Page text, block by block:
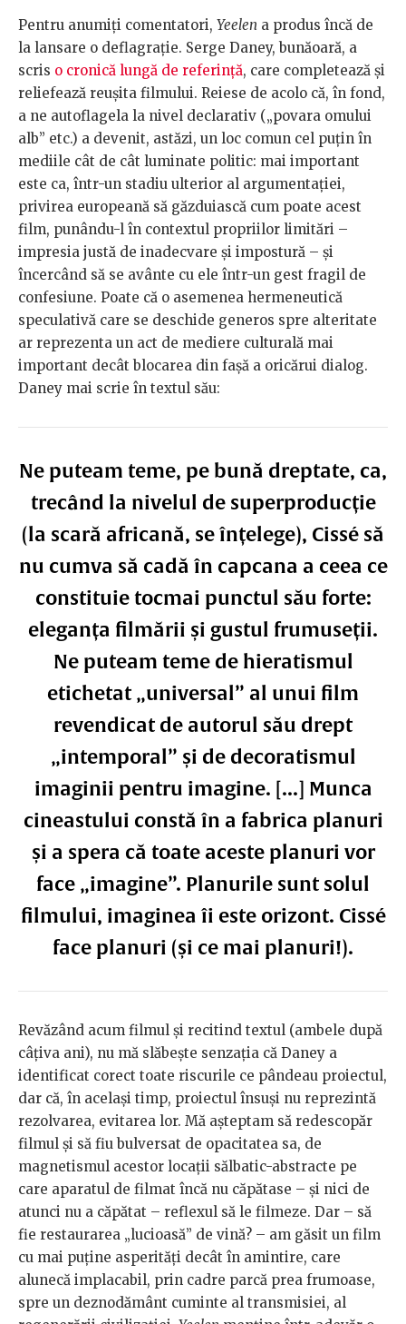
Pentru anumiți comentatori, Yeelen a produs încă de
la lansare o deflagrație. Serge Daney, bunăoară, a
scris o cronică lungă de referință, care completează și
reliefează reușita filmului. Reiese de acolo că, în fond,
a ne autoflagela la nivel declarativ („povara omului
alb” etc.) a devenit, astăzi, un loc comun cel puțin în
mediile cât de cât luminate politic: mai important
este ca, într-un stadiu ulterior al argumentației,
privirea europeană să găzduiască cum poate acest
film, punându-l în contextul propriilor limitări –
impresia justă de inadecvare și impostură – și
încercând să se avânte cu ele într-un gest fragil de
confesiune. Poate că o asemenea hermeneutică
speculativă care se deschide generos spre alteritate
ar reprezenta un act de mediere culturală mai
important decât blocarea din fașă a oricărui dialog.
Daney mai scrie în textul său:
Ne puteam teme, pe bună dreptate, ca,
trecând la nivelul de superproducție
(la scară africană, se înțelege), Cissé să
nu cumva să cadă în capcana a ceea ce
constituie tocmai punctul său forte:
eleganța filmării și gustul frumuseții.
Ne puteam teme de hieratismul
etichetat „universal” al unui film
revendicat de autorul său drept
„intemporal” și de decoratismul
imaginii pentru imagine. [...] Munca
cineastului constă în a fabrica planuri
și a spera că toate aceste planuri vor
face „imagine”. Planurile sunt solul
filmului, imaginea îi este orizont. Cissé
face planuri (și ce mai planuri!).
Revăzând acum filmul și recitind textul (ambele după
câțiva ani), nu mă slăbește senzația că Daney a
identificat corect toate riscurile ce pândeau proiectul,
dar că, în același timp, proiectul însuși nu reprezintă
rezolvarea, evitarea lor. Mă așteptam să redescopăr
filmul și să fiu bulversat de opacitatea sa, de
magnetismul acestor locații sălbatic-abstracte pe
care aparatul de filmat încă nu căpătase – și nici de
atunci nu a căpătat – reflexul să le filmeze. Dar – să
fie restaurarea „lucioasă” de vină? – am găsit un film
cu mai puține asperități decât în amintire, care
alunecă implacabil, prin cadre parcă prea frumoase,
spre un deznodământ cuminte al transmisiei, al